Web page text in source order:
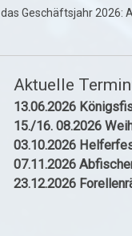
Geschäftsjahr 2026:
Aktuelle
13.06.2026
15./16. 08.2026
03.10.2026
07.11.2026
23.12.2026